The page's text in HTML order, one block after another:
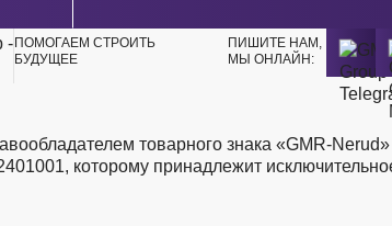
ПОМОГАЕМ СТРОИТЬ
БУДУЩЕЕ
ПИШИТЕ НАМ,
МЫ ОНЛАЙН:
товарного знака «GMR-
которому принадлежит